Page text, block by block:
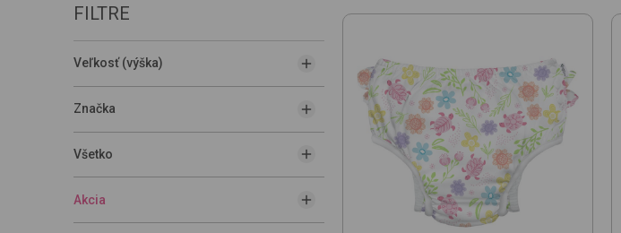
FILTRE
Veľkosť (výška)
Značka
Všetko
Akcia